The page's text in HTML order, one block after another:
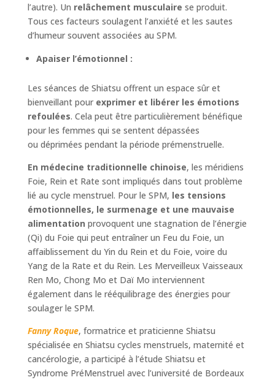
l’autre). Un relâchement musculaire se produit.
Tous ces facteurs soulagent l’anxiété et les sautes
d’humeur souvent associées au SPM.
Apaiser l’émotionnel :
Les séances de Shiatsu offrent un espace sûr et
bienveillant pour exprimer et libérer les émotions
refoulées. Cela peut être particulièrement bénéfique
pour les femmes qui se sentent dépassées
ou déprimées pendant la période prémenstruelle.
En médecine traditionnelle chinoise, les méridiens
Foie, Rein et Rate sont impliqués dans tout problème
lié au cycle menstruel. Pour le SPM, les tensions
émotionnelles, le surmenage et une mauvaise
alimentation provoquent une stagnation de l’énergie
(Qi) du Foie qui peut entraîner un Feu du Foie, un
affaiblissement du Yin du Rein et du Foie, voire du
Yang de la Rate et du Rein. Les Merveilleux Vaisseaux
Ren Mo, Chong Mo et Daï Mo interviennent
également dans le rééquilibrage des énergies pour
soulager le SPM.
Fanny Roque, formatrice et praticienne Shiatsu
spécialisée en Shiatsu cycles menstruels, maternité et
cancérologie, a participé à l’étude Shiatsu et
Syndrome PréMenstruel avec l’université de Bordeaux